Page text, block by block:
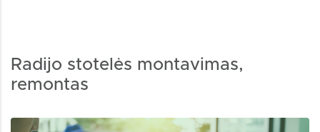
Radijo stotelės montavimas,
remontas